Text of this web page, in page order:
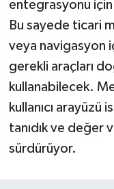
entegrasyonu
Bu sayede ticari
veya navigasyon
gerekli araçları
kullanabilecek.
kullanıcı arayüzü
tanıdık ve değer
sürdürüyor.